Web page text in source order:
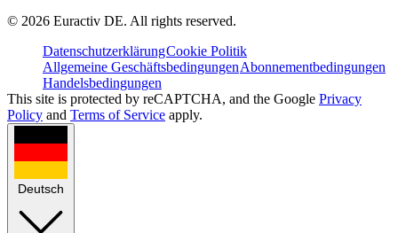
© 2026 Euractiv DE. All rights reserved.
DatenschutzerklärungCookie Politik
Allgemeine GeschäftsbedingungenAbonnementbedingungen
Handelsbedingungen
This site is protected by reCAPTCHA, and the Google Privacy
Policy and Terms of Service apply.
Deutsch